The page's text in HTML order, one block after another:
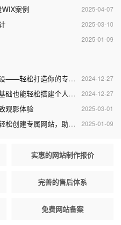
2025-04-07
案例
2025-03-10
2025-01-09
2024-12-27
轻松打造你的专属网站
2024-12-27
也能轻松搭建个人网站
2025-03-01
观影体验
2025-01-09
网站，助力个人与企业腾飞
实惠的网站制作报价
完善的售后体系
免费网站备案